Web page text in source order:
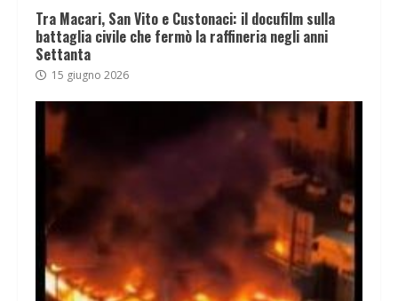
Tra Macari, San Vito e Custonaci: il docufilm sulla
battaglia civile che fermò la raffineria negli anni
Settanta
15 giugno 2026